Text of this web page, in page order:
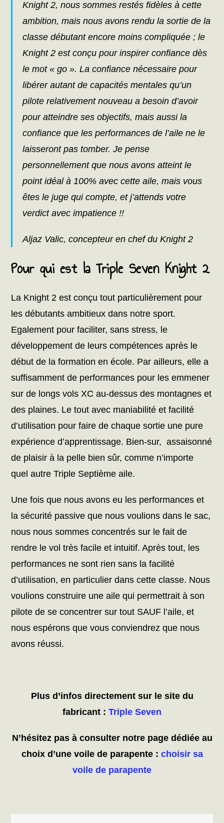
Knight 2, nous sommes restés fidèles à cette
ambition, mais nous avons rendu la sortie de la
classe débutant encore moins compliquée ; le
Knight 2 est conçu pour inspirer confiance dès
le mot « go ». La confiance nécessaire pour
libérer autant de capacités mentales qu’un
pilote relativement nouveau a besoin d’avoir
pour atteindre ses objectifs, mais aussi la
confiance que les performances de l’aile ne le
laisseront pas tomber. Je pense
personnellement que nous avons atteint le
point idéal à 100% avec cette aile, mais vous
êtes le juge qui compte, et j’attends votre
verdict avec impatience !!
Aljaz Valic, concepteur en chef du Knight 2
Pour qui est la Triple Seven Knight 2
La Knight 2 est conçu tout particulièrement pour
les débutants ambitieux dans notre sport.
Egalement pour faciliter, sans stress, le
développement de leurs compétences après le
début de la formation en école. Par ailleurs, elle a
suffisamment de performances pour les emmener
sur de longs vols XC au-dessus des montagnes et
des plaines. Le tout avec maniabilité et facilité
d’utilisation pour faire de chaque sortie une pure
expérience d’apprentissage. Bien-sur, assaisonné
de plaisir à la pelle bien sûr, comme n’importe
quel autre Triple Septième aile.
Une fois que nous avons eu les performances et
la sécurité passive que nous voulions dans le sac,
nous nous sommes concentrés sur le fait de
rendre le vol très facile et intuitif. Après tout, les
performances ne sont rien sans la facilité
d’utilisation, en particulier dans cette classe. Nous
voulions construire une aile qui permettrait à son
pilote de se concentrer sur tout SAUF l’aile, et
nous espérons que vous conviendrez que nous
avons réussi.
Plus d’infos directement sur le site du
fabricant : Triple Seven
N’hésitez pas à consulter notre page dédiée au
choix d’une voile de parapente : choisir sa
voile de parapente